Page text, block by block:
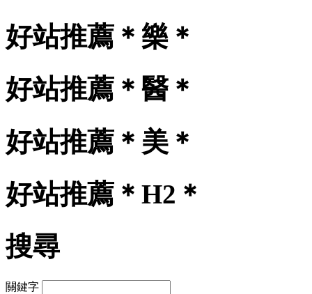
好站推薦＊樂＊
好站推薦＊醫＊
好站推薦＊美＊
好站推薦＊H2＊
搜尋
關鍵字